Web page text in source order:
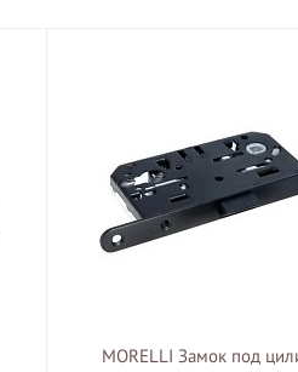
MORELLI Замок под